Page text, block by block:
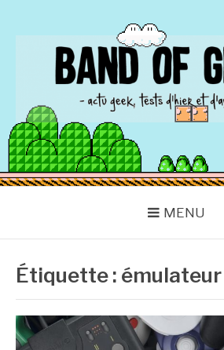
BAND OF
Actu Geek d'hier et d'aujourd'hui
MENU
Étiquette : émulateur